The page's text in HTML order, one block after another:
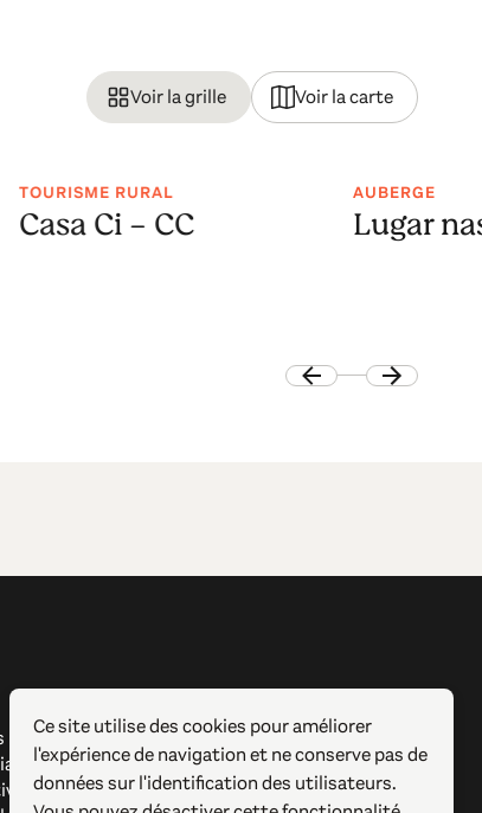
Voir la grille Voir la carte
TOURISME RURAL
Casa Ci - CC
AUBERGE
Lugar
Facebook
Instagram
X / Twitter
Ce site utilise des cookies pour améliorer
l'expérience de navigation et ne conserve pas de
données sur l'identification des utilisateurs.